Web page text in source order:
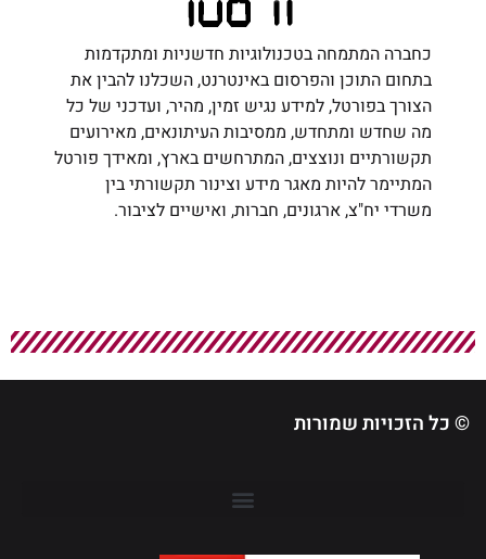
כחברה המתמחה בטכנולוגיות חדשניות ומתקדמות
בתחום התוכן והפרסום באינטרנט, השכלנו להבין את
הצורך בפורטל, למידע נגיש זמין, מהיר, ועדכני של כל
מה שחדש ומתחדש, ממסיבות העיתונאים, מאירועים
תקשורתיים ונוצצים, המתרחשים בארץ, ומאידך פורטל
המתיימר להיות מאגר מידע וצינור תקשורתי בין
משרדי יח"צ, ארגונים, חברות, ואישיים לציבור.
© כל הזכויות שמורות